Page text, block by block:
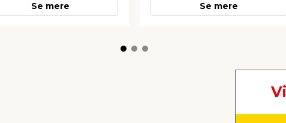
Se mere Se mere